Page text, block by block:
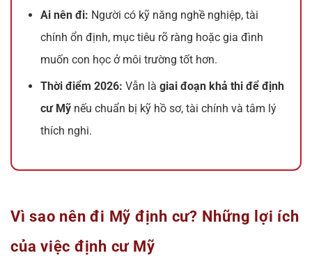
Ai nên đi: Người có kỹ năng nghề nghiệp, tài
chính ổn định, mục tiêu rõ ràng hoặc gia đình
muốn con học ở môi trường tốt hơn.
Thời điểm 2026: Vẫn làgiai đoạn khả thi để định
cư Mỹ nếu chuẩn bị kỹ hồ sơ, tài chính và tâm lý
thích nghi.
Vì sao nên đi Mỹ định cư? Những lợi ích
của việc định cư Mỹ